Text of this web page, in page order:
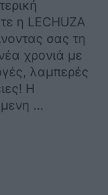
η LECHUZA
σας τη
χρονιά με
λαμπερές
Η
…